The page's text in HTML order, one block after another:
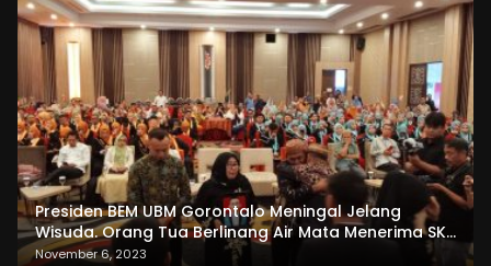
Presiden BEM UBM Gorontalo Meningal Jelang
Wisuda. Orang Tua Berlinang Air Mata Menerima SKL
dan Pemasangan Salempang
November 6, 2023